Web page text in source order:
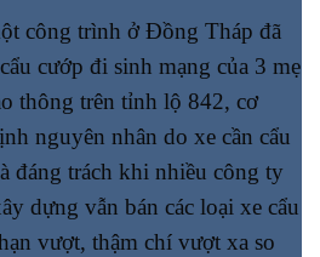
công trình ở Đồng Tháp đã
cướp đi sinh mạng của 3 mẹ
thông trên tỉnh lộ 842, cơ
nguyên nhân do xe cần cẩu
đáng trách khi nhiều công ty
dựng vẫn bán các loại xe cẩu
vượt, thậm chí vượt xa so